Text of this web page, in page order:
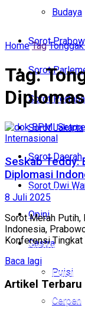
Budaya
Sorot
Sorot
Sorot
Sorot Jakarta
Sorot Daerah
Sorot Dwi
Opini
Sastra
Puisi
Cerpen
Sorot
Sorot Jakarta
Sorot Daerah
Sorot Dwi
Opini
Sastra
Puisi
Cerpen
Home Tag
Tag:
Internasional
Seskab Teddy:
Diplomasi
8 Juli 2025
Sorot Merah
Indonesia,
Konferensi Tingkat
Baca lagi
Artikel Terbaru